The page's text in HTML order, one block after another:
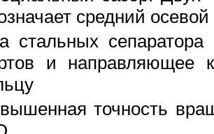
средний
стальных сепаратора
и направляющее
точность